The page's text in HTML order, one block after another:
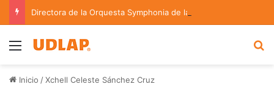
Menu
Inicio /Xchell Celeste Sánchez Cruz